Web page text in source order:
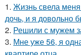
1. Жизнь свела
дочь, и я довольно
2. Решили с мужем
3. Мне уже 56, я